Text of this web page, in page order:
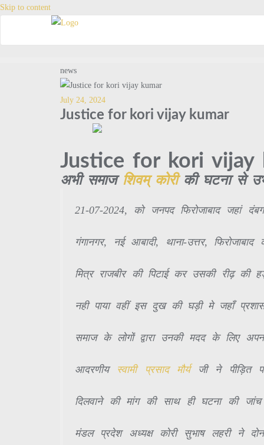
Skip to content
news
July 24, 2024
Justice for kori vijay kumar
Justice for kori vijay
अभी समाज शिवम् कोरीकी घटना से
21-07-2024, को जनपद फिरोजाबाद जहां
गंगानगर, नई आबादी, थाना-उत्तर,
मित्र राजबीर की पिटाई कर उसकी रीढ़
नही पाया वहीं इस दुख की घड़ी मे जहाँ
समाज के लोगों द्वारा उनकी मदद के लिए
आदरणीय स्वामी प्रसाद मौर्यजी ने पीड़ित
दिलवाने की मांग की साथ ही घटना की
मंडल प्रदेश अध्यक्ष कोरी सुभाष लहरी ने